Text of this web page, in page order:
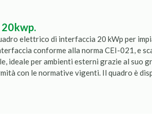
elettrico di interfaccia 20 kWp per
conforme alla norma CEI-021, e
ideale per ambienti esterni grazie al suo
con le normative vigenti. Il quadro è